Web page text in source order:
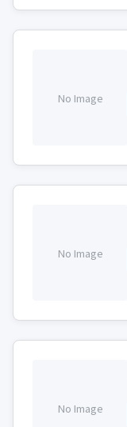
No Image
No Image
No Image